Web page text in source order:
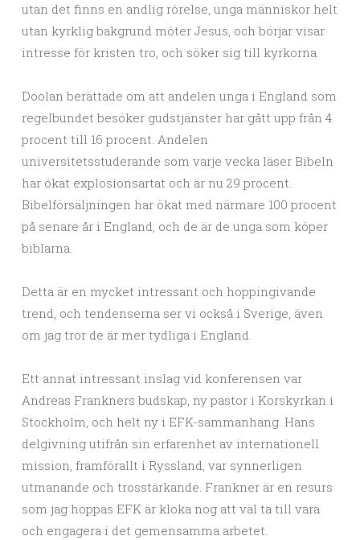
utan det finns en andlig rörelse, unga människor helt
utan kyrklig bakgrund möter Jesus, och börjar visar
intresse för kristen tro, och söker sig till kyrkorna.
Doolan berättade om att andelen unga i England som
regelbundet besöker gudstjänster har gått upp från 4
procent till 16 procent. Andelen
universitetsstuderande som varje vecka läser Bibeln
har ökat explosionsartat och är nu 29 procent.
Bibelförsäljningen har ökat med närmare 100 procent
på senare år i England, och de är de unga som köper
biblarna.
Detta är en mycket intressant och hoppingivande
trend, och tendenserna ser vi också i Sverige, även
om jag tror de är mer tydliga i England.
Ett annat intressant inslag vid konferensen var
Andreas Frankners budskap, ny pastor i Korskyrkan i
Stockholm, och helt ny i EFK-sammanhang. Hans
delgivning utifrån sin erfarenhet av internationell
mission, framförallt i Ryssland, var synnerligen
utmanande och trosstärkande. Frankner är en resurs
som jag hoppas EFK är kloka nog att väl ta till vara
och engagera i det gemensamma arbetet.